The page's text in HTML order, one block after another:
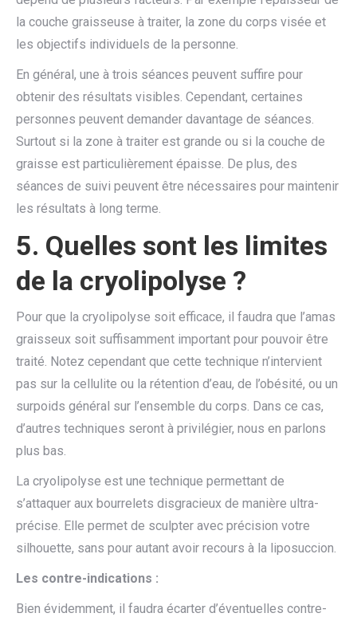
la couche graisseuse à traiter, la zone du corps visée et
les objectifs individuels de la personne.
En général, une à trois séances peuvent suffire pour
obtenir des résultats visibles. Cependant, certaines
personnes peuvent demander davantage de séances.
Surtout si la zone à traiter est grande ou si la couche de
graisse est particulièrement épaisse. De plus, des
séances de suivi peuvent être nécessaires pour maintenir
les résultats à long terme.
5. Quelles sont les limites
de la cryolipolyse ?
Pour que la cryolipolyse soit efficace, il faudra que l’amas
graisseux soit suffisamment important pour pouvoir être
traité. Notez cependant que cette technique n’intervient
pas sur la cellulite ou la rétention d’eau, de l’obésité, ou un
surpoids général sur l’ensemble du corps. Dans ce cas,
d’autres techniques seront à privilégier, nous en parlons
plus bas.
La cryolipolyse est une technique permettant de
s’attaquer aux bourrelets disgracieux de manière ultra-
précise. Elle permet de sculpter avec précision votre
silhouette, sans pour autant avoir recours à la liposuccion.
Les contre-indications :
Bien évidemment, il faudra écarter d’éventuelles contre-